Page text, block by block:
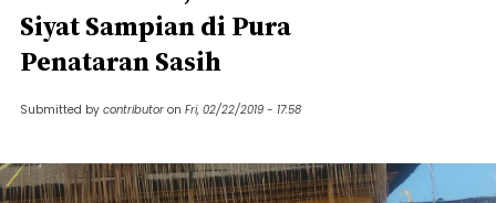
Siyat Sampian di Pura
Penataran Sasih
Submitted by contributor on Fri, 02/22/2019 - 17:58